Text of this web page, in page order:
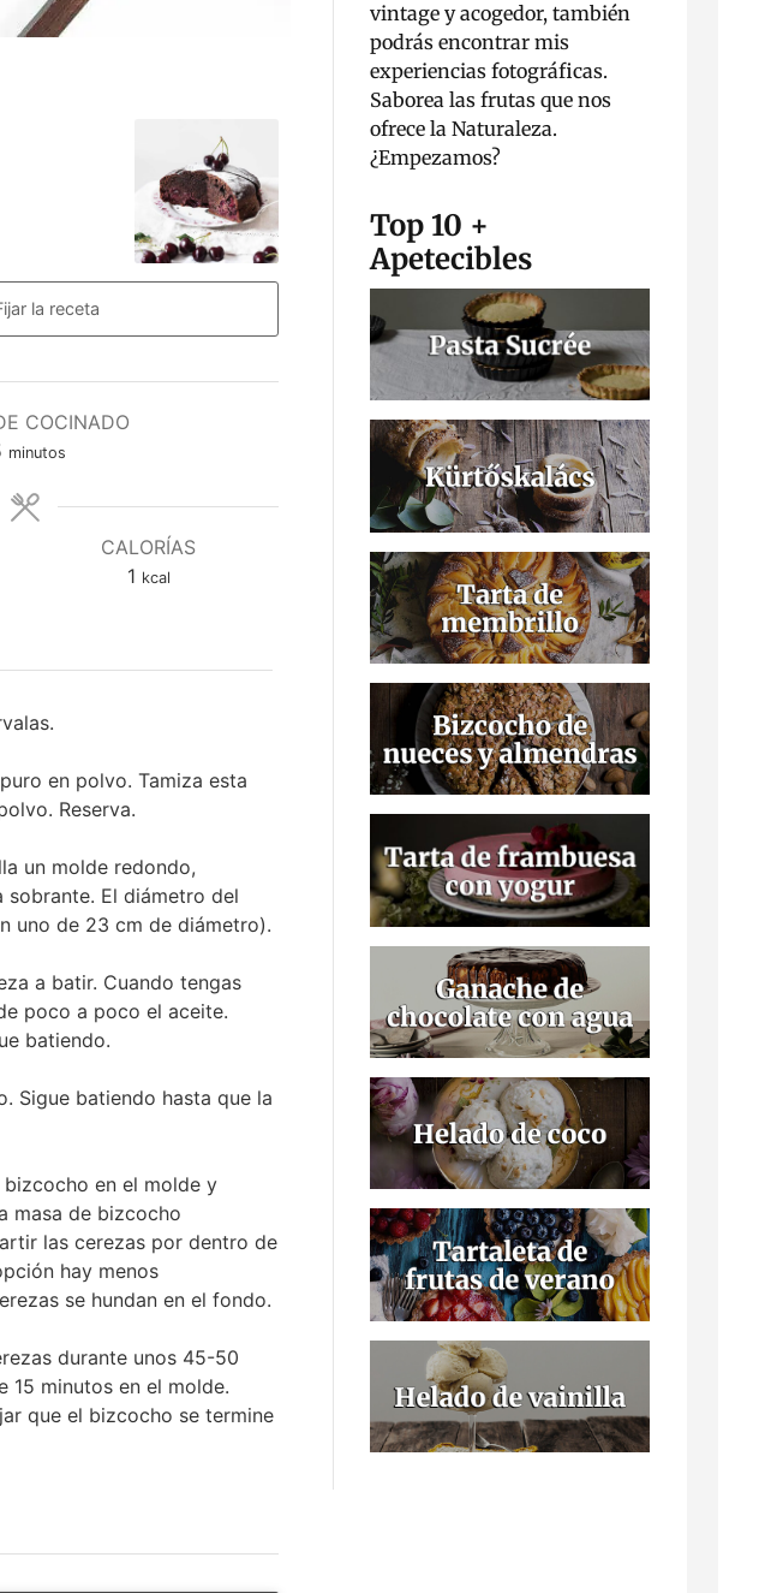
la receta
COCINADO
minutos
minutos
CALORÍAS
1 kcal
en polvo. Tamiza esta
Reserva.
un molde redondo,
sobrante. El diámetro del
uno de 23 cm de diámetro).
a batir. Cuando tengas
poco a poco el aceite.
batiendo.
Sigue batiendo hasta que la
en el molde y
masa de bizcocho
las cerezas por dentro de
hay menos
se hundan en el fondo.
durante unos 45-50
15 minutos en el molde.
que el bizcocho se termine
vintage y acogedor, también
podrás encontrar mis
experiencias fotográficas.
Saborea las frutas que nos
ofrece la Naturaleza.
¿Empezamos?
Top 10 +
Apetecibles